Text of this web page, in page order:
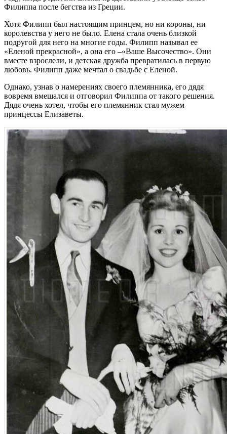
Филиппа после бегства из Греции.
Хотя Филипп был настоящим принцем, но ни короны, ни
королевства у него не было. Елена стала очень близкой
подругой для него на многие годы. Филипп называл ее
«Еленой прекрасной», а она его –«Ваше Высочество». Они
вместе взрослели, и детская дружба превратилась в первую
любовь. Филипп даже мечтал о свадьбе с Еленой.
Однако, узнав о намерениях своего племянника, его дядя
вовремя вмешался и отговорил Филиппа от такого решения.
Дядя очень хотел, чтобы его племянник стал мужем
принцессы Елизаветы.